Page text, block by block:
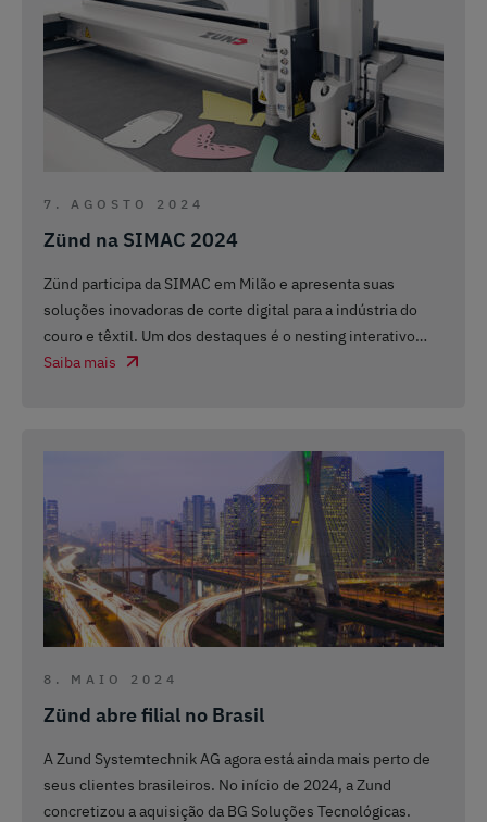
7. AGOSTO 2024
Zünd na SIMAC 2024
Zünd participa da SIMAC em Milão e apresenta suas
soluções inovadoras de corte digital para a indústria do
couro e têxtil. Um dos destaques é o nesting interativo…
Saiba mais
8. MAIO 2024
Zünd abre filial no Brasil
A Zund Systemtechnik AG agora está ainda mais perto de
seus clientes brasileiros. No início de 2024, a Zund
concretizou a aquisição da BG Soluções Tecnológicas.